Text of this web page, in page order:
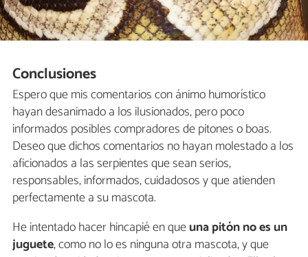
Conclusiones
Espero que mis comentarios con ánimo humorístico
hayan desanimado a los ilusionados, pero poco
informados posibles compradores de pitones o boas.
Deseo que dichos comentarios no hayan molestado a los
aficionados a las serpientes que sean serios,
responsables, informados, cuidadosos y que atienden
perfectamente a su mascota.
He intentado hacer hincapié en queuna pitón no es un
juguete, como no lo es ninguna otra mascota, y que